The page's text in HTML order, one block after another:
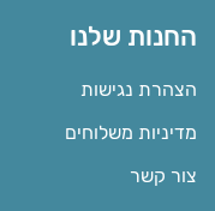
החנות שלנו
הצהרת נגישות
מדיניות משלוחים
צור קשר